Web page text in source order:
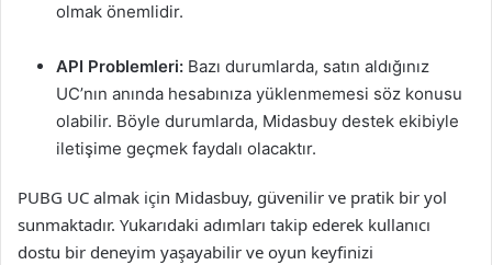
olmak önemlidir.
API Problemleri: Bazı durumlarda, satın aldığınız
UC’nın anında hesabınıza yüklenmemesi söz konusu
olabilir. Böyle durumlarda, Midasbuy destek ekibiyle
iletişime geçmek faydalı olacaktır.
PUBG UC almak için Midasbuy, güvenilir ve pratik bir yol
sunmaktadır. Yukarıdaki adımları takip ederek kullanıcı
dostu bir deneyim yaşayabilir ve oyun keyfinizi